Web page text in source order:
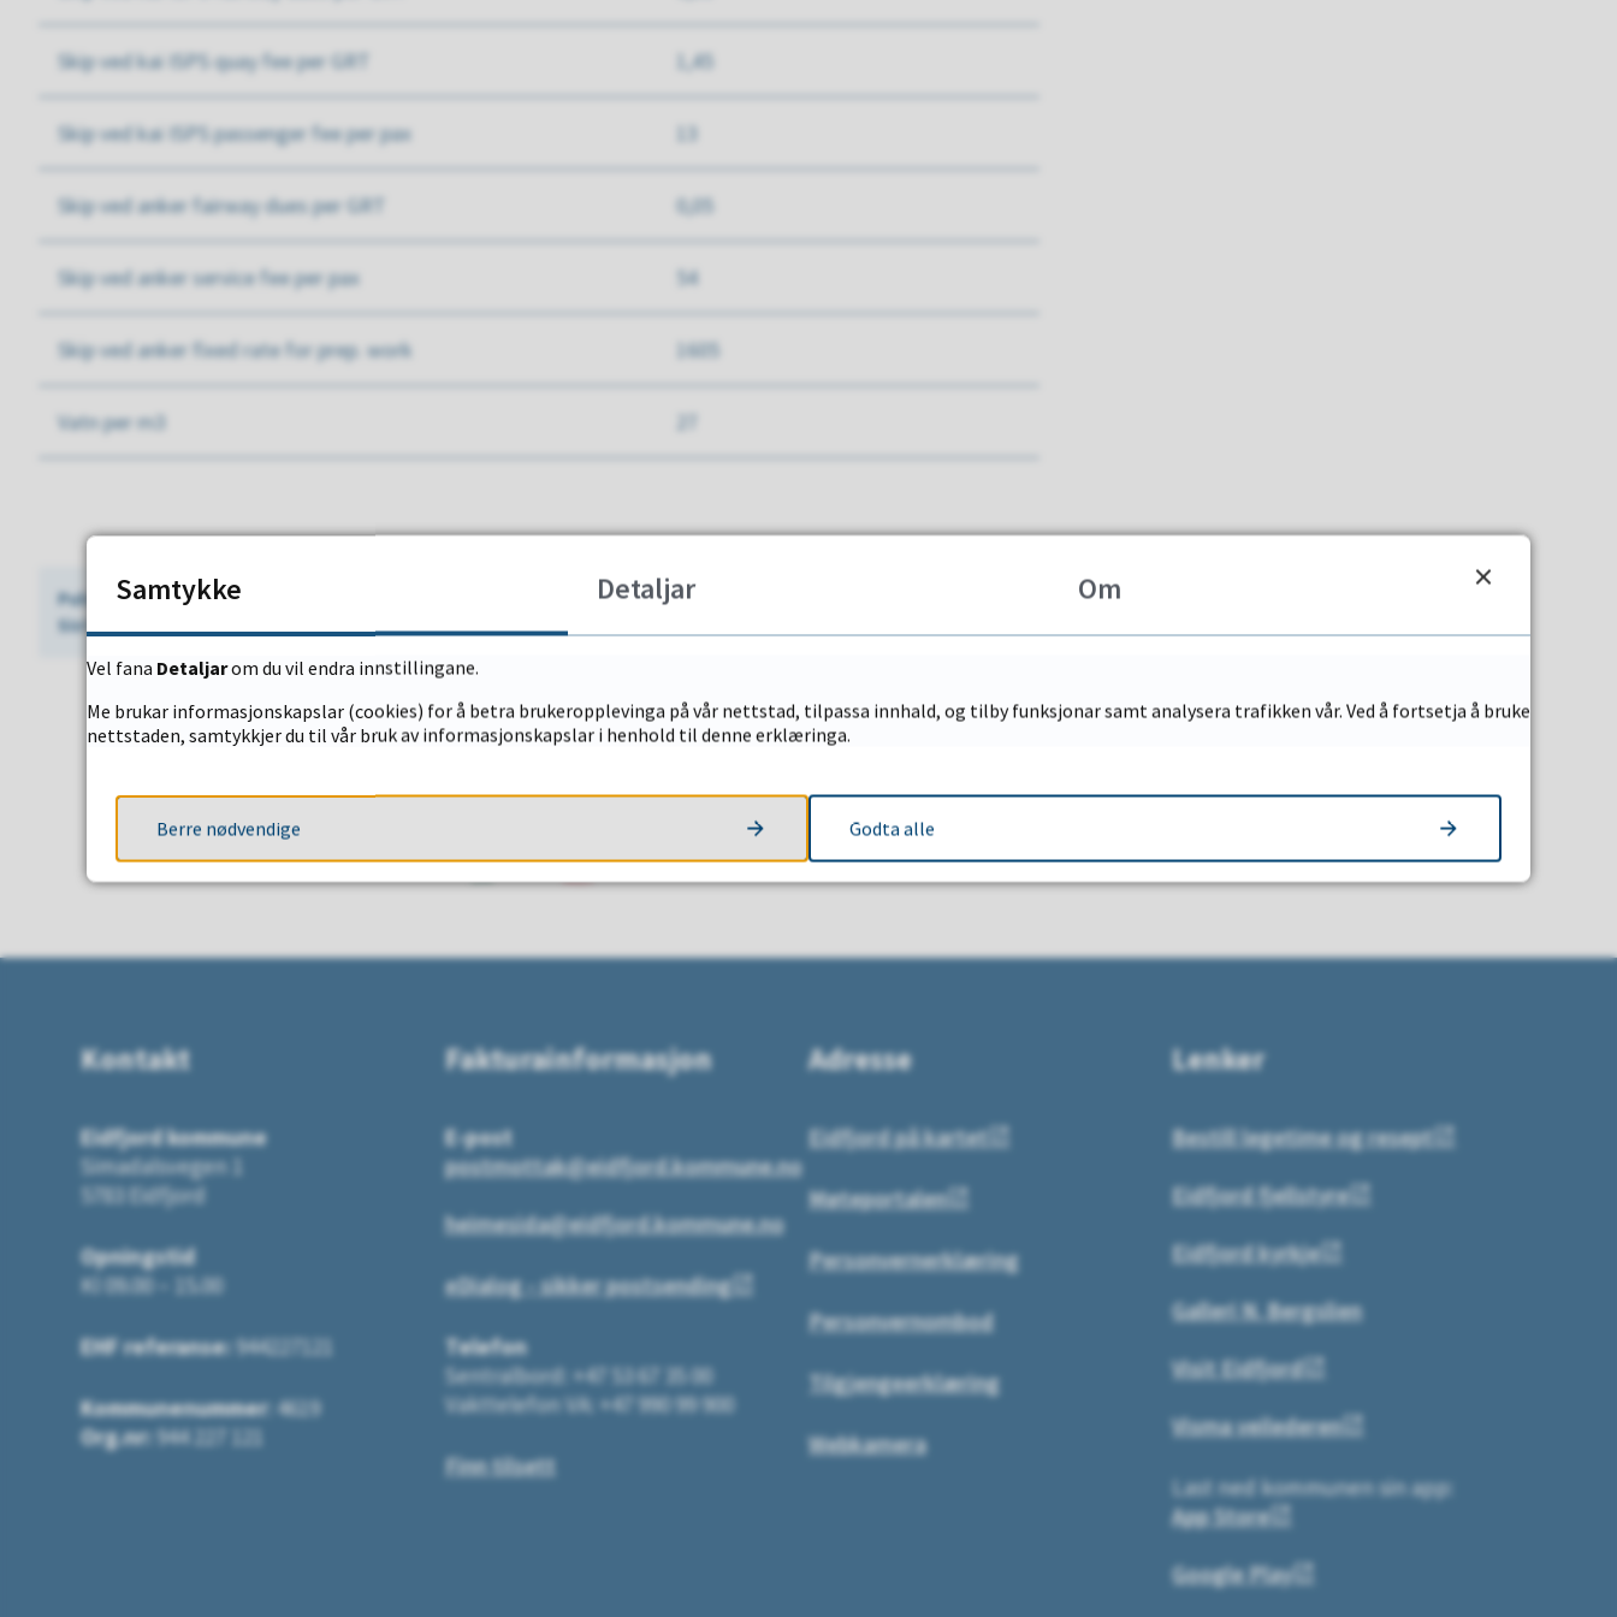
Skip ved kai ISPS quay fee per GRT 1,45
Skip ved kai ISPS passenger fee per pax 13
Skip ved anker fairway dues per GRT 0,05
Skip ved anker service fee per pax 54
Skip ved anker fixed rate for prep. work 1605
Vatn per m3 27
Publisert 06.03.2026 15:33
Sist endra
Fann du det du leita etter?
Kontakt
Eidfjord kommune
Simadalsvegen 1
5783 Eidfjord
Opningstid
Kl 09.00 – 15.00
EHF referanse: 944227121
Kommunenummer: 4619
Org.nr: 944 227 121
Fakturainformasjon
E-post
postmottak@eidfjord.kommune.no
heimesida@eidfjord.kommune.no
eDialog - sikker postsending
Telefon
Sentralbord: +47 53 67 35 00
Vakttelefon VA: +47 990 99 900
Finn tilsett
Adresse
Eidfjord på kartet
Møteportalen
Personvernerklæring
Personvernombod
Tilgjengeerklæring
Webkamera
Lenker
Bestill legetime og resept
Eidfjord fjellstyre
Eidfjord kyrkje
Galleri N. Bergslien
Visit Eidfjord
Visma veilederen
Last ned kommunen sin app:
App Store
Google Play
Samtykke Detaljar Om
Vel fana Detaljarom du vil endra innstillingane.
Me brukar informasjonskapslar (cookies) for å betra brukeropplevinga på vår nettstad, tilpassa innhald, og tilby funksjonar samt analysera trafikken vår. Ved å fortsetja å bruke
nettstaden, samtykkjer du til vår bruk av informasjonskapslar i henhold til denne erklæringa.
Berre nødvendige Godta alle